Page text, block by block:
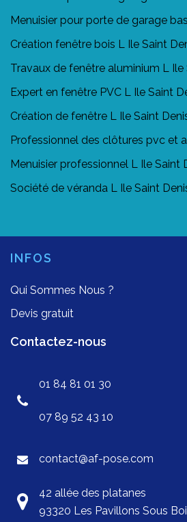
Menuisier pour porte de garage
Création fenêtre bois L Ile Saint
Travaux de fenêtre aluminium L
Expert en fenêtre PVC L Ile Saint
Création de fenêtre L Ile Saint
Professionnel des clôtures pvc et
Menuisier professionnel L Ile Saint
Société de véranda L Ile Saint
INFOS
Qui Sommes Nous ?
Devis gratuit
Contactez-nous
01 84 81 01 30
07 89 52 43 10
contact@af-pose.com
42 allée des platanes
93320 Les Pavillons Sous